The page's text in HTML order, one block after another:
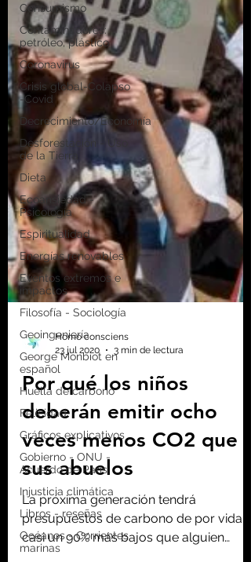
Consumismo
Contaminadores:
petróleo, plástico
Coronavirus
Crisis global-Colapso
-Covid
Decrecimiento/Economía
Desforestación - Uso
de la Tierra
Dieta
Ecoansiedad -
Psicología
Espiritualidad
Energías renovables
Eventos extremos e
impactos
Filosofía - Sociología
Geoingeniería
George Monbiot en
español
Huella de carbono
Felicidad
Gráficos explicativos
Gobierno - ONU -
Acuerdo de Paris
Injusticia climática
Libros - reseñas
Océanos - Corrientes
marinas
Homo consciens
23 jul 2020
3 min de lectura
Por qué los niños
deberán emitir ocho
veces menos CO2 que
sus abuelos